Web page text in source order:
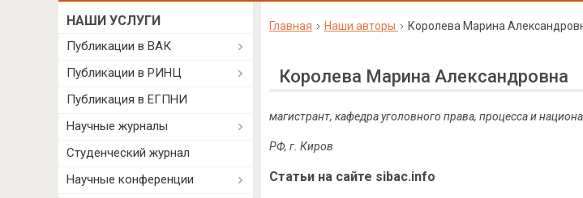
Главная Наши авторы Королева Марина
Королева Марина Александровна
магистрант, кафедра уголовного права, процесса и
РФ, г. Киров
Статьи на сайте sibac.info
НАШИ УСЛУГИ
Публикации в ВАК
Публикации в РИНЦ
Публикация в ЕГПНИ
Научные журналы
Студенческий журнал
Научные конференции